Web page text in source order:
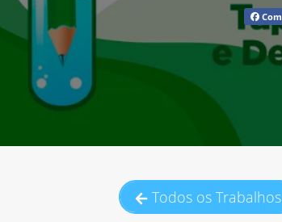
Todos os Trabalhos